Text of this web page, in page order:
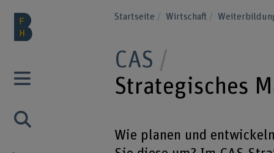
Startseite Wirtschaft
CAS
Strategisches
Wie planen und